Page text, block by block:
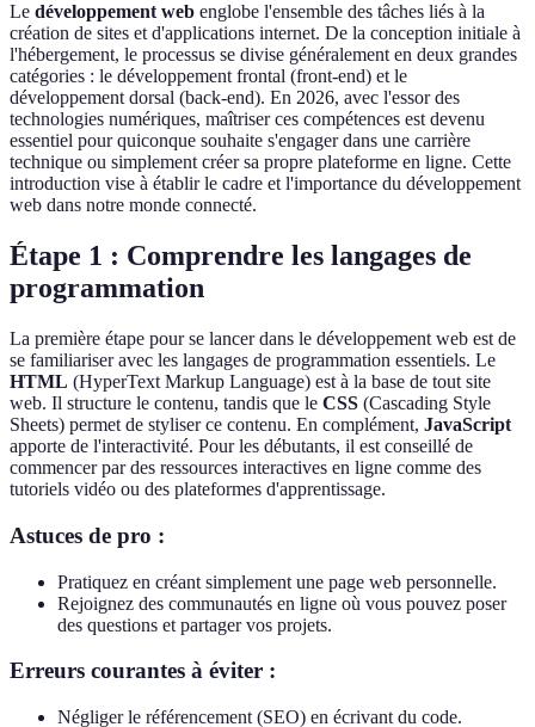
Le développement web englobe l'ensemble des tâches liés à la
création de sites et d'applications internet. De la conception initiale à
l'hébergement, le processus se divise généralement en deux grandes
catégories : le développement frontal (front-end) et le
développement dorsal (back-end). En 2026, avec l'essor des
technologies numériques, maîtriser ces compétences est devenu
essentiel pour quiconque souhaite s'engager dans une carrière
technique ou simplement créer sa propre plateforme en ligne. Cette
introduction vise à établir le cadre et l'importance du développement
web dans notre monde connecté.
Étape 1 : Comprendre les langages de
programmation
La première étape pour se lancer dans le développement web est de
se familiariser avec les langages de programmation essentiels. Le
HTML (HyperText Markup Language) est à la base de tout site
web. Il structure le contenu, tandis que le CSS (Cascading Style
Sheets) permet de styliser ce contenu. En complément, JavaScript
apporte de l'interactivité. Pour les débutants, il est conseillé de
commencer par des ressources interactives en ligne comme des
tutoriels vidéo ou des plateformes d'apprentissage.
Astuces de pro :
Pratiquez en créant simplement une page web personnelle.
Rejoignez des communautés en ligne où vous pouvez poser
des questions et partager vos projets.
Erreurs courantes à éviter :
Négliger le référencement (SEO) en écrivant du code.